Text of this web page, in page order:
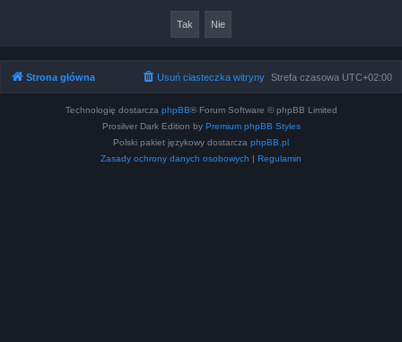
Strona główna Strefa czasowa UTC+02:00
Usuń ciasteczka witryny
Technologię dostarcza phpBB® Forum Software © phpBB Limited
Prosilver Dark Edition by Premium phpBB Styles
Polski pakiet językowy dostarcza phpBB.pl
Zasady ochrony danych osobowych | Regulamin